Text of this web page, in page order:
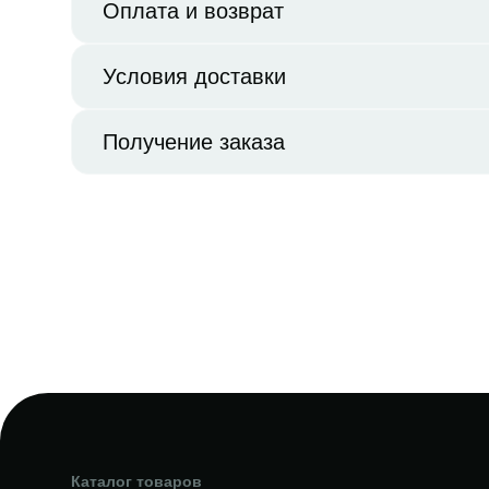
Оплата и возврат
Условия доставки
Получение заказа
Каталог товаров